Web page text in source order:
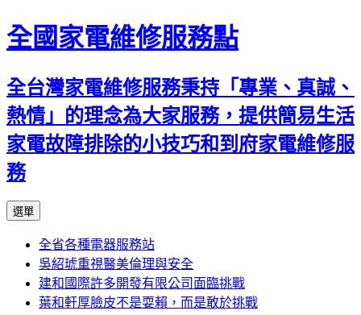
全國家電維修服務點
全台灣家電維修服務秉持「專業、真誠、
熱情」的理念為大家服務，提供簡易生活
家電故障排除的小技巧和到府家電維修服
務
選單
主
要
內
容
全省各種電器服務站
吳紹琥重視醫美倫理與安全
建和國際許多開發有限公司面臨挑戰
葉和軒厚臉皮不是耍賴，而是敢於挑戰